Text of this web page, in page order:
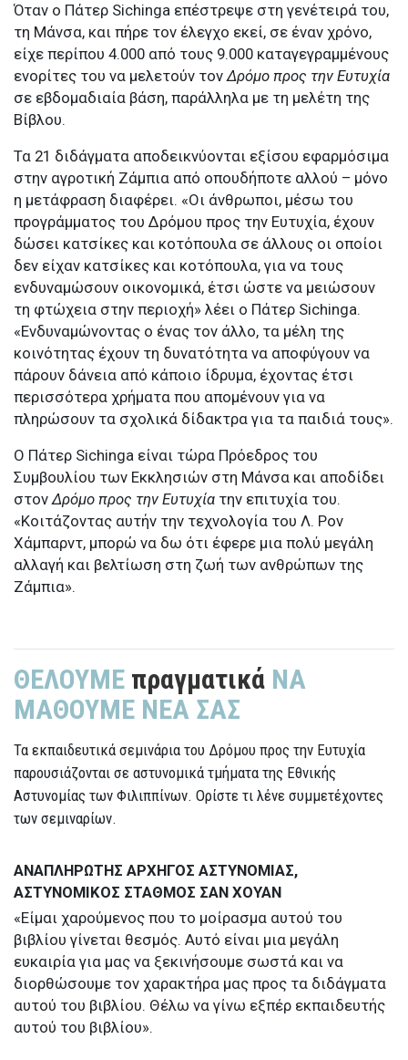
Όταν ο Πάτερ Sichinga επέστρεψε στη γενέτειρά του,
τη Μάνσα, και πήρε τον έλεγχο εκεί, σε έναν χρόνο,
είχε περίπου 4.000 από τους 9.000 καταγεγραμμένους
ενορίτες του να μελετούν τονΔρόμο προς την Ευτυχία
σε εβδομαδιαία βάση, παράλληλα με τη μελέτη της
Βίβλου.
Τα 21 διδάγματα αποδεικνύονται εξίσου εφαρμόσιμα
στην αγροτική Ζάμπια από οπουδήποτε αλλού – μόνο
η μετάφραση διαφέρει. «Οι άνθρωποι, μέσω του
προγράμματος του Δρόμου προς την Ευτυχία, έχουν
δώσει κατσίκες και κοτόπουλα σε άλλους οι οποίοι
δεν είχαν κατσίκες και κοτόπουλα, για να τους
ενδυναμώσουν οικονομικά, έτσι ώστε να μειώσουν
τη φτώχεια στην περιοχή» λέει ο Πάτερ Sichinga.
«Ενδυναμώνοντας ο ένας τον άλλο, τα μέλη της
κοινότητας έχουν τη δυνατότητα να αποφύγουν να
πάρουν δάνεια από κάποιο ίδρυμα, έχοντας έτσι
περισσότερα χρήματα που απομένουν για να
πληρώσουν τα σχολικά δίδακτρα για τα παιδιά τους».
Ο Πάτερ Sichinga είναι τώρα Πρόεδρος του
Συμβουλίου των Εκκλησιών στη Μάνσα και αποδίδει
στονΔρόμο προς την Ευτυχία την επιτυχία του.
«Κοιτάζοντας αυτήν την τεχνολογία του Λ. Ρον
Χάμπαρντ, μπορώ να δω ότι έφερε μια πολύ μεγάλη
αλλαγή και βελτίωση στη ζωή των ανθρώπων της
Ζάμπια».
ΘΕΛΟΥΜΕ πραγματικά ΝΑ
ΜΑΘΟΥΜΕ ΝΕΑ ΣΑΣ
Τα εκπαιδευτικά σεμινάρια του Δρόμου προς την Ευτυχία
παρουσιάζονται σε αστυνομικά τμήματα της Εθνικής
Αστυνομίας των Φιλιππίνων. Ορίστε τι λένε συμμετέχοντες
των σεμιναρίων.
ΑΝΑΠΛΗΡΩΤΗΣ ΑΡΧΗΓΟΣ ΑΣΤΥΝΟΜΙΑΣ,
ΑΣΤΥΝΟΜΙΚΟΣ ΣΤΑΘΜΟΣ ΣΑΝ ΧΟΥΑΝ
«Είμαι χαρούμενος που το μοίρασμα αυτού του
βιβλίου γίνεται θεσμός. Αυτό είναι μια μεγάλη
ευκαιρία για μας να ξεκινήσουμε σωστά και να
διορθώσουμε τον χαρακτήρα μας προς τα διδάγματα
αυτού του βιβλίου. Θέλω να γίνω εξπέρ εκπαιδευτής
αυτού του βιβλίου».